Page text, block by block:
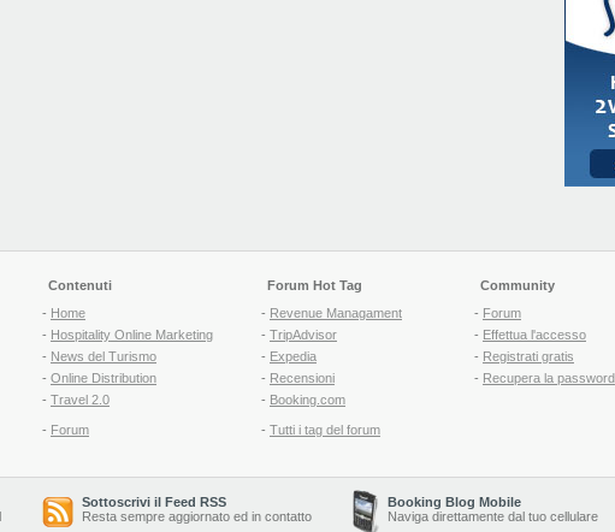
Contenuti
- Home
- Hospitality Online Marketing
- News del Turismo
- Online Distribution
- Travel 2.0
- Forum
Forum Hot Tag
- Revenue Managament
- TripAdvisor
- Expedia
- Recensioni
- Booking.com
- Tutti i tag del forum
Community
- Forum
- Effettua l'accesso
- Registrati gratis
- Recupera la password
Sottoscrivi il Feed RSS
Resta sempre aggiornato ed in contatto
Booking Blog Mobile
Naviga direttamente dal tuo cellulare